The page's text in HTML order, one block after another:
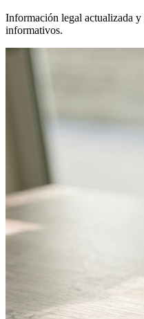
Información legal actualizada
informativos.